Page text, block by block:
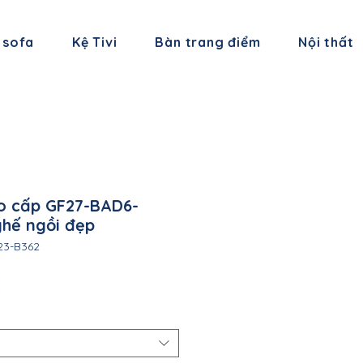
sofa Kệ Tivi Bàn trang điểm Nội thất
cấp GF27-BAD6-
ngồi đẹp
B362